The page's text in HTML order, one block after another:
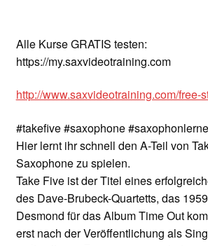
Alle Kurse GRATIS testen:
https://my.saxvideotraining.com
http://www.saxvideotraining.com/free-
#takefive #saxophone
Hier lernt ihr schnell den A-Teil von
Saxophone zu spielen.
Take Five ist der Titel eines
des Dave-Brubeck-Quartetts, das
Desmond für das Album Time Out
erst nach der Veröffentlichung als